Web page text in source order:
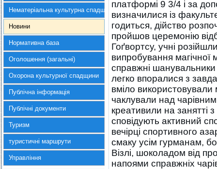
Нематеріальна культурна спадщина
Новини
Нормативна база
Оголошення (загальні)
Охорона культурної спадщини
Публічна інформація
Публічні документи
Туризм
туристичні маршрути
Управління
платформі 9 3/4 і за
визначилися із
годиться, дійство
пройшов церемонію
Гоґвортсу, учні
випробування магічної
справжні шанувальники
легко впоралися з
вміло використовували
чаклували над
креативили на занятті з
сповідують активний
вечірці спортивного
смаку усім гурманам,
Візлі, шоколадом від
напоями справжніх